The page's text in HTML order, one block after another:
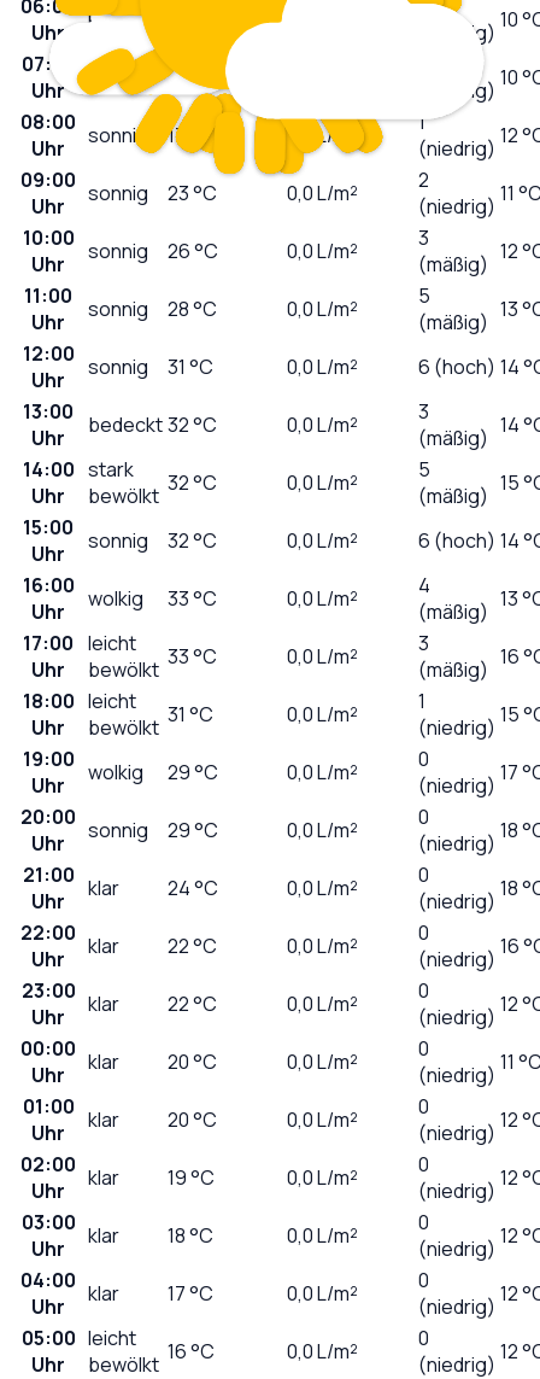
06:00
Uhr
klar
0
(niedrig) 10
07:00
Uhr
sonnig 15°C
(niedrig) 10
08:00
Uhr
sonnig 17 °C 0,0 L/m²
1
(niedrig) 12
09:00
Uhr
sonnig 23°C 0,0L/m²
2
(niedrig) 11
10:00
Uhr
sonnig 26°C 0,0L/m²
3
(mäßig) 12
11:00
Uhr
sonnig 28°C 0,0L/m²
5
(mäßig) 13
12:00
Uhr
sonnig 31 °C 0,0L/m² 6 (hoch) 14
13:00
Uhr
bedeckt32°C 0,0L/m²
3
(mäßig) 14
14:00
Uhr
stark
bewölkt 32°C 0,0L/m²
5
(mäßig) 15
15:00
Uhr
sonnig 32°C 0,0L/m² 6 (hoch) 14
16:00
Uhr
wolkig 33°C 0,0L/m²
4
(mäßig) 13
17:00
Uhr
leicht
bewölkt 33°C 0,0L/m²
3
(mäßig) 16
18:00
Uhr
leicht
bewölkt 31 °C 0,0L/m²
1
(niedrig) 15
19:00
Uhr
wolkig 29°C 0,0L/m²
0
(niedrig) 17
20:00
Uhr
sonnig 29°C 0,0L/m²
0
(niedrig) 18
21:00
Uhr
klar 24°C 0,0L/m²
0
(niedrig) 18
22:00
Uhr
klar 22°C 0,0L/m²
0
(niedrig) 16
23:00
Uhr
klar 22°C 0,0L/m²
0
(niedrig) 12
00:00
Uhr
klar 20°C 0,0L/m²
0
(niedrig) 11
01:00
Uhr
klar 20°C 0,0L/m²
0
(niedrig) 12
02:00
Uhr
klar 19°C 0,0L/m²
0
(niedrig) 12
03:00
Uhr
klar 18°C 0,0L/m²
0
(niedrig) 12
04:00
Uhr
klar 17°C 0,0L/m²
0
(niedrig) 12
05:00
Uhr
leicht
bewölkt 16°C 0,0L/m²
0
(niedrig) 12